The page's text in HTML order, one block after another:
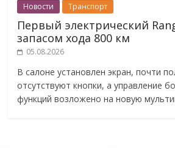
Новости Транспорт
Первый электрический
запасом хода 800 км
05.08.2026
В салоне установлен экран, почти
отсутствуют кнопки, а управление
функций возложено на новую